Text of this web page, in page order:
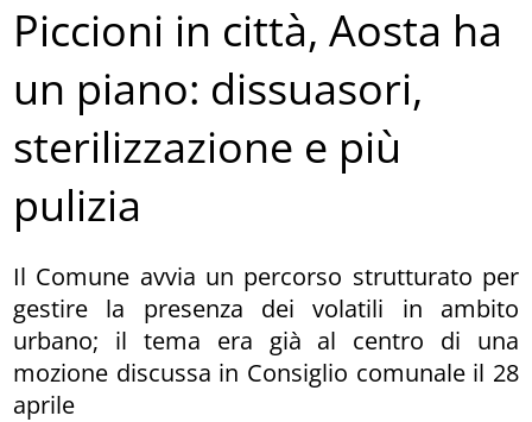
Piccioni in città, Aosta ha
un piano: dissuasori,
sterilizzazione e più
pulizia
Il Comune avvia un percorso strutturato per
gestire la presenza dei volatili in ambito
urbano; il tema era già al centro di una
mozione discussa in Consiglio comunale il 28
aprile